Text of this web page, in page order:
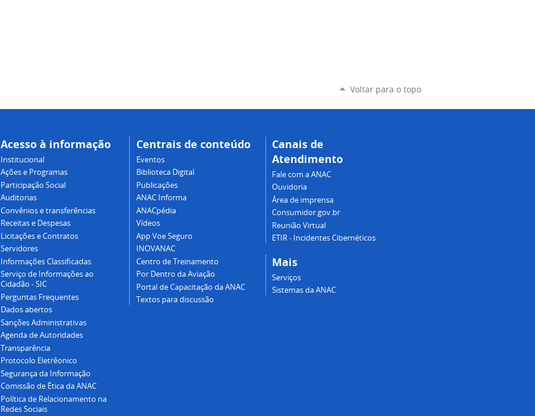
Voltar para o topo
Acesso à informação
Institucional
Ações e Programas
Participação Social
Auditorias
Convênios e transferências
Receitas e Despesas
Licitações e Contratos
Servidores
Informações Classificadas
Serviço de Informações ao
Cidadão - SIC
Perguntas Frequentes
Dados abertos
Sanções Administrativas
Agenda de Autoridades
Transparência
Protocolo Eletrêonico
Segurança da Informação
Comissão de Ética da ANAC
Política de Relacionamento na
Redes Sociais
Centrais de conteúdo
Eventos
Biblioteca Digital
Publicações
ANAC Informa
ANACpédia
Vídeos
App Voe Seguro
INOVANAC
Centro de Treinamento
Por Dentro da Aviação
Portal de Capacitação da ANAC
Textos para discussão
Canais de
Atendimento
Fale com a ANAC
Ouvidoria
Área de imprensa
Consumidor.gov.br
Reunião Virtual
ETIR - Incidentes Cibernéticos
Mais
Serviços
Sistemas da ANAC